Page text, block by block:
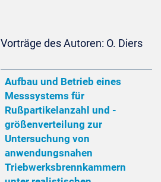
Vorträge des Autoren: O. Diers
Aufbau und Betrieb eines
Messsystems für
Rußpartikelanzahl und -
größenverteilung zur
Untersuchung von
anwendungsnahen
Triebwerksbrennkammern